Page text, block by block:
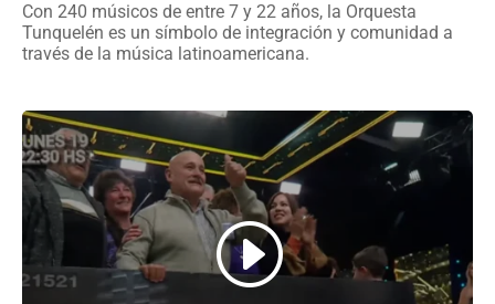
Con 240 músicos de entre 7 y 22 años, la Orquesta
Tunquelén es un símbolo de integración y comunidad a
través de la música latinoamericana.